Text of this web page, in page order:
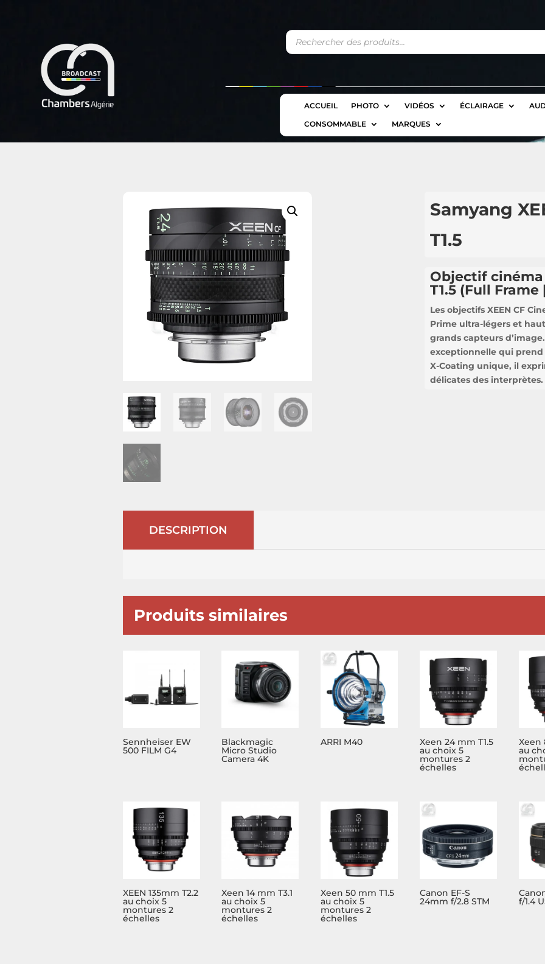
Recherche
de
produits
ACCUEIL PHOTO VIDÉOS ÉCLAIRAGE
CONSOMMABLE
MARQUES
Samyang
T1.5
Objectif
T1.5 (Full Frame
Les objectifs XEEN CF
Prime ultra-légers et
grands capteurs
exceptionnelle qui
X-Coating unique, il
délicates des interprètes.
DESCRIPTION
Produits similaires
Sennheiser EW
500 FILM G4
Blackmagic
Micro Studio
Camera 4K
ARRI M40 Xeen 24 mm T1.5
au choix 5
montures 2
échelles
Xeen
au
XEEN 135mm T2.2
au choix 5
montures 2
échelles
Xeen 14 mm T3.1
au choix 5
montures 2
échelles
Xeen 50 mm T1.5
au choix 5
montures 2
échelles
Canon EF-S
24mm f/2.8 STM f/1.4